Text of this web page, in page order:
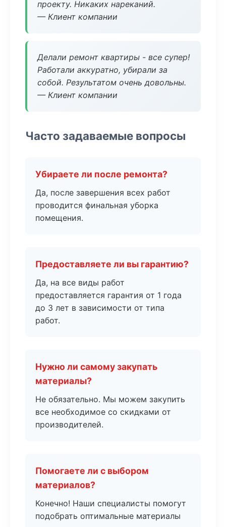
проекту. Никаких нареканий.
— Клиент компании
Делали ремонт квартиры - все супер!
Работали аккуратно, убирали за
собой. Результатом очень довольны.
— Клиент компании
Часто задаваемые вопросы
Убираете ли после ремонта?
Да, после завершения всех работ
проводится финальная уборка
помещения.
Предоставляете ли вы гарантию?
Да, на все виды работ
предоставляется гарантия от 1 года
до 3 лет в зависимости от типа
работ.
Нужно ли самому закупать
материалы?
Не обязательно. Мы можем закупить
все необходимое со скидками от
производителей.
Помогаете ли с выбором
материалов?
Конечно! Наши специалисты помогут
подобрать оптимальные материалы